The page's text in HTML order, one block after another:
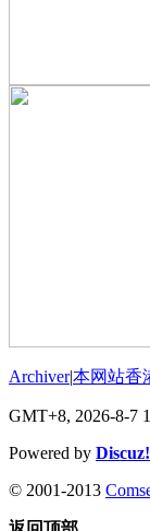
Archiver|本网站香
GMT+8, 2026-8-7
Powered by Discuz!
© 2001-2013